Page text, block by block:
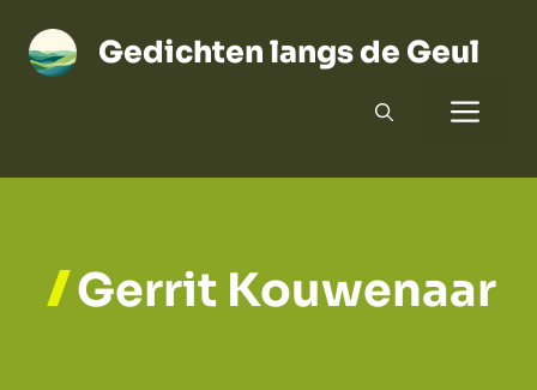
naar
Gedichten langs de Geul
Gerrit Kouwenaar